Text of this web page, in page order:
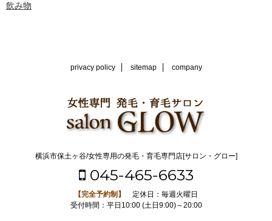
飲み物
privacy policy sitemap company
横浜市保土ヶ谷/女性専用の発毛・育毛専門店[サロン・グロー]
045-465-6633
【完全予約制】
定休日：毎週火曜日
受付時間：平日10:00 (土日9:00)～20:00